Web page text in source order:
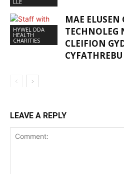
LLE
HYWEL DDA
HEALTH
CHARITIES
MAE
TECHNOLEG
CLEIFION
LEAVE A REPLY